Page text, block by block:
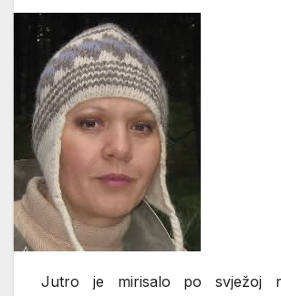
Jutro je mirisalo po svježoj